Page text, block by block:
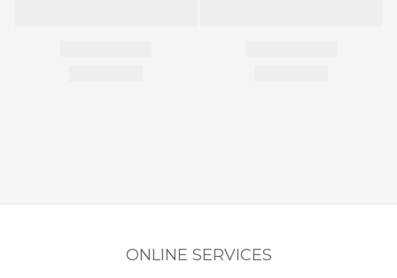
ONLINE SERVICES